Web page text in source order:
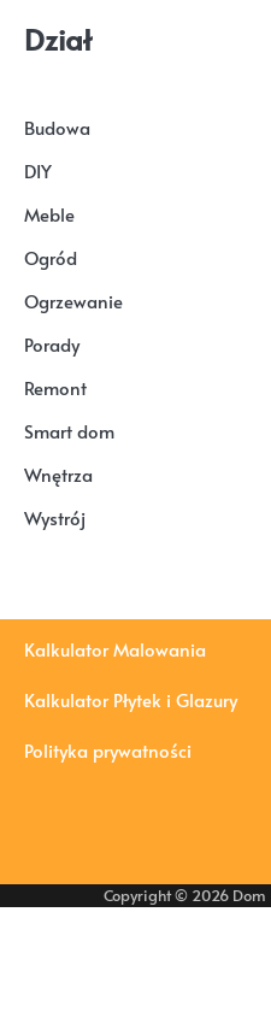
Dział
Budowa
DIY
Meble
Ogród
Ogrzewanie
Porady
Remont
Smart dom
Wnętrza
Wystrój
Kalkulator Malowania
Kalkulator Płytek i Glazury
Polityka prywatności
Copyright © 2026 Dom